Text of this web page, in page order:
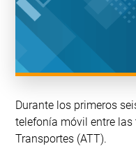
Durante los primeros
telefonía móvil entre las
Transportes (ATT).